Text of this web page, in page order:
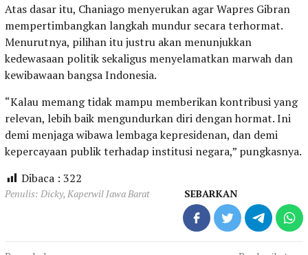
Atas dasar itu, Chaniago menyerukan agar Wapres Gibran
mempertimbangkan langkah mundur secara terhormat.
Menurutnya, pilihan itu justru akan menunjukkan
kedewasaan politik sekaligus menyelamatkan marwah dan
kewibawaan bangsa Indonesia.
“Kalau memang tidak mampu memberikan kontribusi yang
relevan, lebih baik mengundurkan diri dengan hormat. Ini
demi menjaga wibawa lembaga kepresidenan, dan demi
kepercayaan publik terhadap institusi negara,” pungkasnya.
Dibaca : 322
Penulis: Dicky, Kaperwil Jawa Barat SEBARKAN